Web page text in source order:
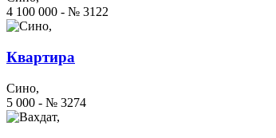
4 100 000 - № 3122
Квартира
Сино,
5 000 - № 3274